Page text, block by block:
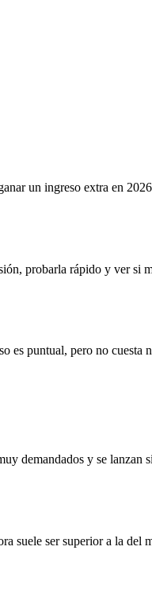
un ingreso extra en
probarla rápido y ver si
es puntual, pero no cuesta
demandados y se lanzan
suele ser superior a la del